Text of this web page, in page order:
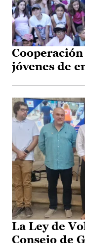
jóvenes de
La Ley de
Consejo de